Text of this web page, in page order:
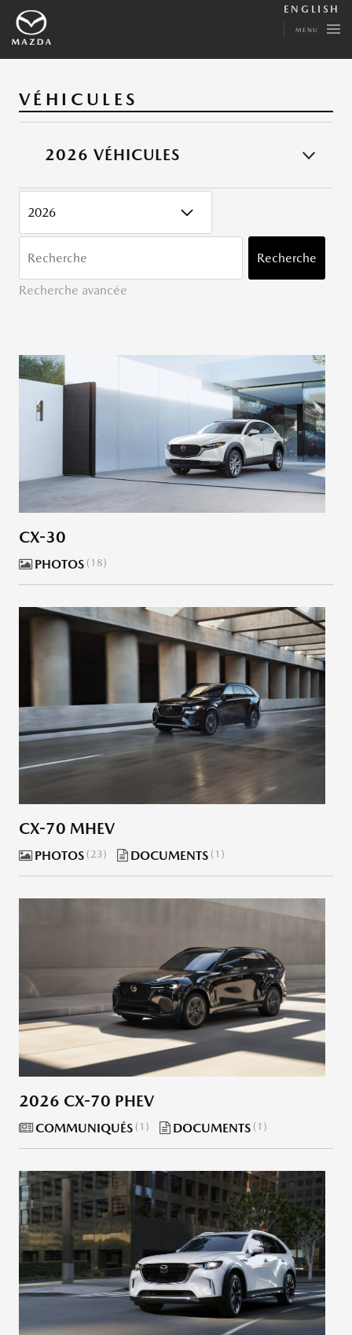
ENGLISH
MENU
VÉHICULES
2026 VÉHICULES
CATÉGORY
Recherche
Recherche avancée
CX-30
PHOTOS 18
CX-70 MHEV
PHOTOS 23 DOCUMENTS 1
2026 CX-70 PHEV
COMMUNIQUÉS 1 DOCUMENTS 1